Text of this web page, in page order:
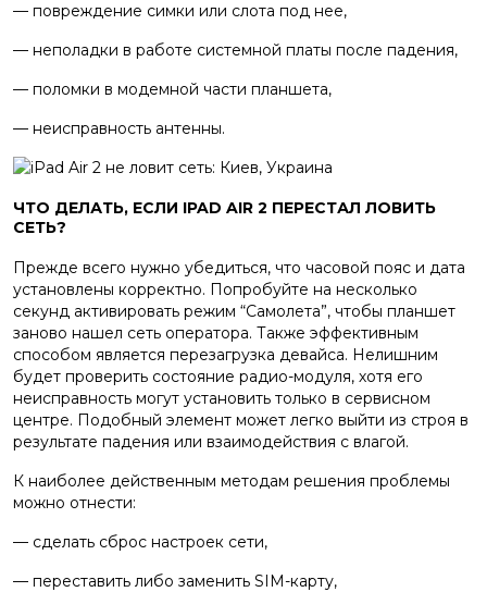
— повреждение симки или слота под нее,
— неполадки в работе системной платы после падения,
— поломки в модемной части планшета,
— неисправность антенны.
ЧТО ДЕЛАТЬ, ЕСЛИ IPAD AIR 2 ПЕРЕСТАЛ ЛОВИТЬ
СЕТЬ?
Прежде всего нужно убедиться, что часовой пояс и дата
установлены корректно. Попробуйте на несколько
секунд активировать режим “Самолета”, чтобы планшет
заново нашел сеть оператора. Также эффективным
способом является перезагрузка девайса. Нелишним
будет проверить состояние радио-модуля, хотя его
неисправность могут установить только в сервисном
центре. Подобный элемент может легко выйти из строя в
результате падения или взаимодействия с влагой.
К наиболее действенным методам решения проблемы
можно отнести:
— сделать сброс настроек сети,
— переставить либо заменить SIM-карту,